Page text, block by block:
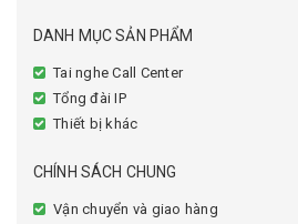
DANH MỤC SẢN PHẨM
Tai nghe Call Center
Tổng đài IP
Thiết bị khác
CHÍNH SÁCH CHUNG
Vận chuyển và giao hàng